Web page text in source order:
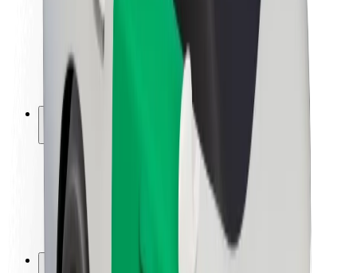
Brändi
Media
Urban Fund
Turvallisuus
Matkustajan turvallisuus
Kuljettajan turvallisuus
Potkulautojen turvallisuus
Turvallisuus Lab
Kaupungit